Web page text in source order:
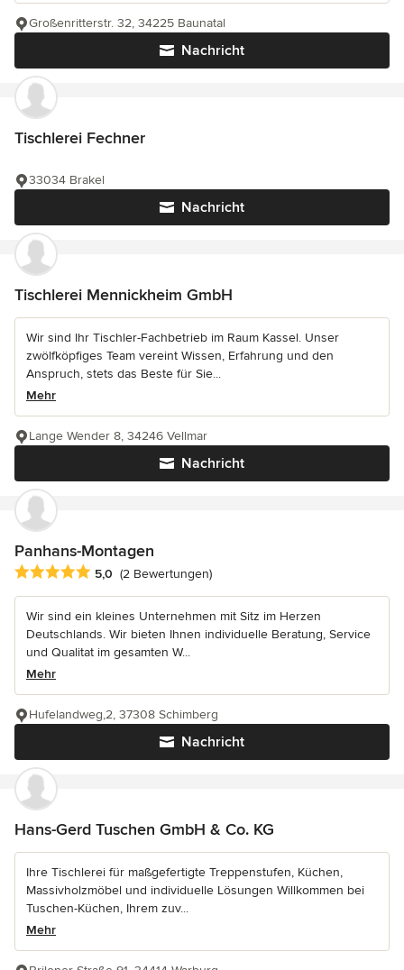
Nachricht
Großenritterstr. 32, 34225 Baunatal
Tischlerei Fechner
Nachricht
33034 Brakel
Tischlerei Mennickheim GmbH
Wir sind Ihr Tischler-Fachbetrieb im Raum Kassel. Unser
zwölfköpfiges Team vereint Wissen, Erfahrung und den
Anspruch, stets das Beste für Sie...
Mehr
Nachricht
Lange Wender 8, 34246 Vellmar
Panhans-Montagen
Durchschnittliche Bewertung: 5 von 5 Sternen
5,0 (2 Bewertungen)
Wir sind ein kleines Unternehmen mit Sitz im Herzen
Deutschlands. Wir bieten Ihnen individuelle Beratung, Service
und Qualitat im gesamten W...
Mehr
Nachricht
Hufelandweg,2, 37308 Schimberg
Hans-Gerd Tuschen GmbH & Co. KG
Ihre Tischlerei für maßgefertigte Treppenstufen, Küchen,
Massivholzmöbel und individuelle Lösungen Willkommen bei
Tuschen-Küchen, Ihrem zuv...
Mehr